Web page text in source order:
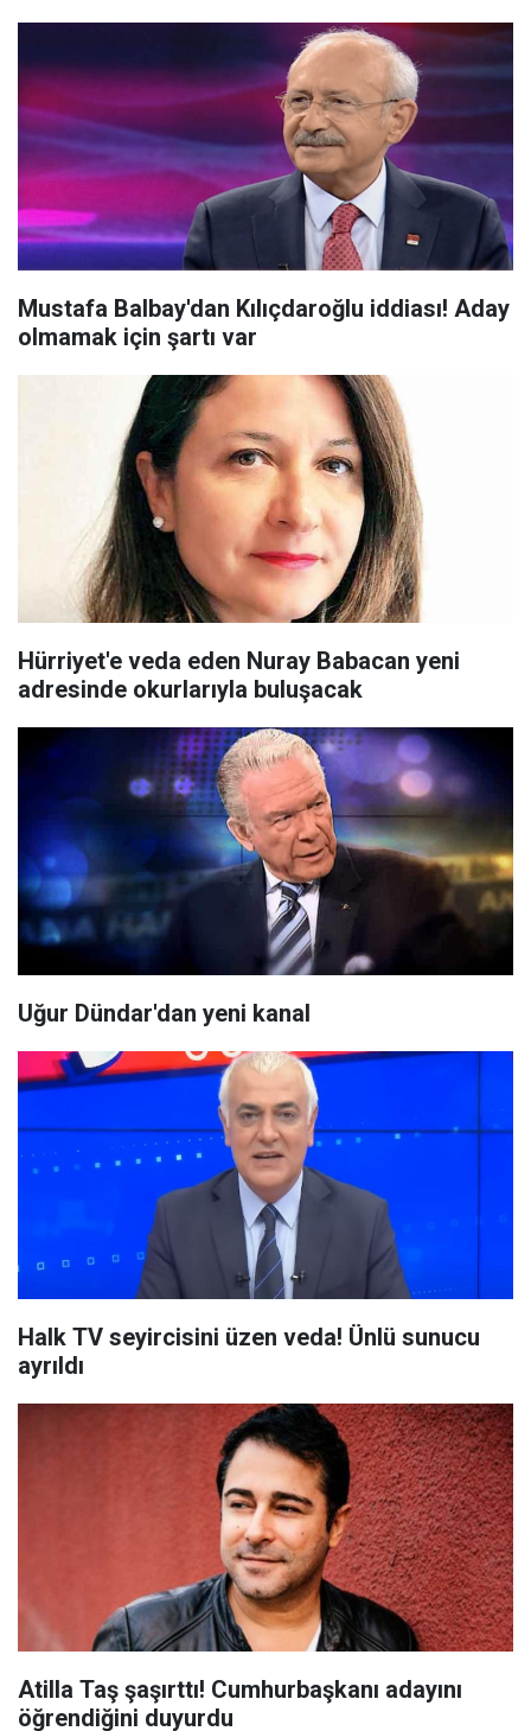
Mustafa Balbay'dan Kılıçdaroğlu iddiası! Aday
olmamak için şartı var
Hürriyet'e veda eden Nuray Babacan yeni
adresinde okurlarıyla buluşacak
Uğur Dündar'dan yeni kanal
Halk TV seyircisini üzen veda! Ünlü sunucu
ayrıldı
Atilla Taş şaşırttı! Cumhurbaşkanı adayını
öğrendiğini duyurdu